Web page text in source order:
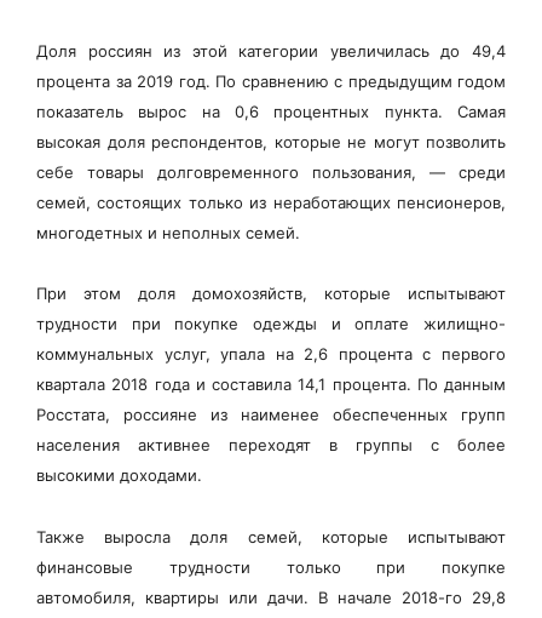
Доля россиян из этой категории увеличилась до 49,4
процента за 2019 год. По сравнению с предыдущим годом
показатель вырос на 0,6 процентных пункта. Самая
высокая доля респондентов, которые не могут позволить
себе товары долговременного пользования, — среди
семей, состоящих только из неработающих пенсионеров,
многодетных и неполных семей.
При этом доля домохозяйств, которые испытывают
трудности при покупке одежды и оплате жилищно-
коммунальных услуг, упала на 2,6 процента с первого
квартала 2018 года и составила 14,1 процента. По данным
Росстата, россияне из наименее обеспеченных групп
населения активнее переходят в группы с более
высокими доходами.
Также выросла доля семей, которые испытывают
финансовые трудности только при покупке
автомобиля, квартиры или дачи. В начале 2018-го 29,8